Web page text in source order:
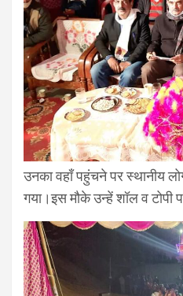
उनका वहाँ पहुंचने पर स्थानीय
गया।इस मौके उन्हें शॉल व टोपी